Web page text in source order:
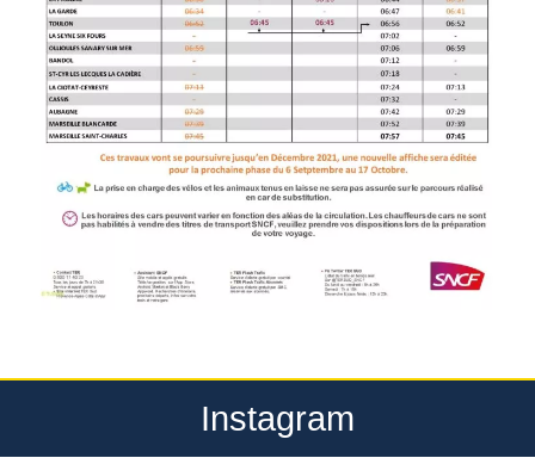
Instagram